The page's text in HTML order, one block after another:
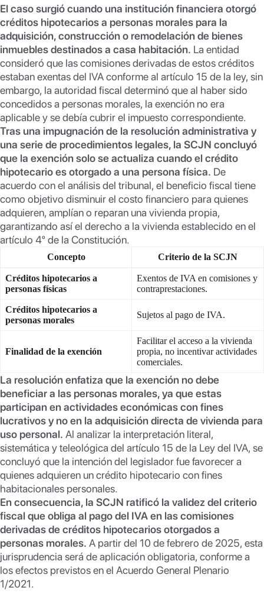
El caso surgió cuando una institución financiera otorgó
créditos hipotecarios a personas morales para la
adquisición, construcción o remodelación de bienes
inmuebles destinados a casa habitación. La entidad
consideró que las comisiones derivadas de estos créditos
estaban exentas del IVA conforme al artículo 15 de la ley, sin
embargo, la autoridad fiscal determinó que al haber sido
concedidos a personas morales, la exención no era
aplicable y se debía cubrir el impuesto correspondiente.
Tras una impugnación de la resolución administrativa y
una serie de procedimientos legales, la SCJN concluyó
que la exención solo se actualiza cuando el crédito
hipotecario es otorgado a una persona física. De
acuerdo con el análisis del tribunal, el beneficio fiscal tiene
como objetivo disminuir el costo financiero para quienes
adquieren, amplían o reparan una vivienda propia,
garantizando así el derecho a la vivienda establecido en el
artículo 4º de la Constitución.
Concepto Criterio de la SCJN
Créditos hipotecarios a
personas físicas
Exentos de IVA en comisiones y
contraprestaciones.
Créditos hipotecarios a
personas morales
Sujetos al pago de IVA.
Finalidad de la exención
Facilitar el acceso a la vivienda
propia, no incentivar actividades
comerciales.
La resolución enfatiza que la exención no debe
beneficiar a las personas morales, ya que estas
participan en actividades económicas con fines
lucrativos y no en la adquisición directa de vivienda para
uso personal. Al analizar la interpretación literal,
sistemática y teleológica del artículo 15 de la Ley del IVA, se
concluyó que la intención del legislador fue favorecer a
quienes adquieren un crédito hipotecario con fines
habitacionales personales.
En consecuencia, la SCJN ratificó la validez del criterio
fiscal que obliga al pago del IVA en las comisiones
derivadas de créditos hipotecarios otorgados a
personas morales. A partir del 10 de febrero de 2025, esta
jurisprudencia será de aplicación obligatoria, conforme a
los efectos previstos en el Acuerdo General Plenario
1/2021.